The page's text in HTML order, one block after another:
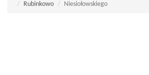
Rubinkowo
Niesiołowskiego